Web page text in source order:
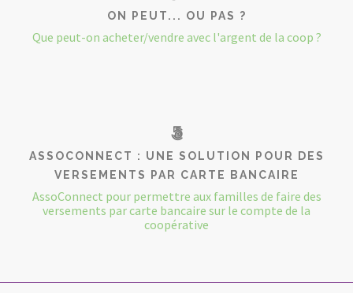
ON PEUT... OU PAS ?
Que peut-on acheter/vendre avec l'argent de la coop ?
ASSOCONNECT : UNE SOLUTION POUR DES
VERSEMENTS PAR CARTE BANCAIRE
AssoConnect pour permettre aux familles de faire des
versements par carte bancaire sur le compte de la
coopérative